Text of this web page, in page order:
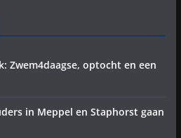
Zwem4daagse, optocht en een
in Meppel en Staphorst gaan